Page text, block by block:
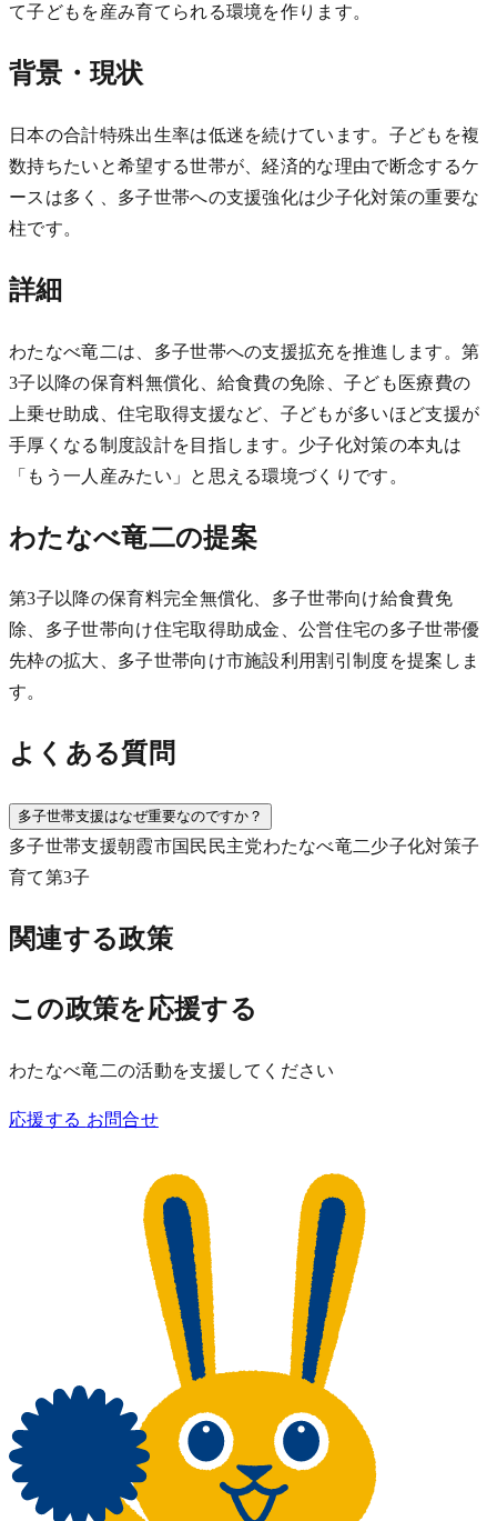
て子どもを産み育てられる環境を作ります。
背景・現状
日本の合計特殊出生率は低迷を続けています。子どもを複
数持ちたいと希望する世帯が、経済的な理由で断念するケ
ースは多く、多子世帯への支援強化は少子化対策の重要な
柱です。
詳細
わたなべ竜二は、多子世帯への支援拡充を推進します。第
3子以降の保育料無償化、給食費の免除、子ども医療費の
上乗せ助成、住宅取得支援など、子どもが多いほど支援が
手厚くなる制度設計を目指します。少子化対策の本丸は
「もう一人産みたい」と思える環境づくりです。
わたなべ竜二の提案
第3子以降の保育料完全無償化、多子世帯向け給食費免
除、多子世帯向け住宅取得助成金、公営住宅の多子世帯優
先枠の拡大、多子世帯向け市施設利用割引制度を提案しま
す。
よくある質問
多子世帯支援はなぜ重要なのですか？
多子世帯支援朝霞市国民民主党わたなべ竜二少子化対策子
育て第3子
関連する政策
この政策を応援する
わたなべ竜二の活動を支援してください
応援する お問合せ